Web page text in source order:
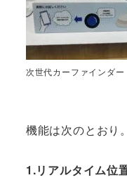
次世代カーファインダー
機能は次のとおり。
1.リアルタイム位